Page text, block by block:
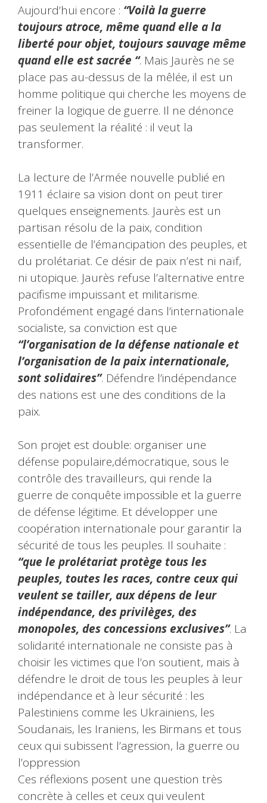
Aujourd’hui encore : “Voilà la guerre
toujours atroce, même quand elle a la
liberté pour objet, toujours sauvage même
quand elle est sacrée “. Mais Jaurès ne se
place pas au-dessus de la mêlée, il est un
homme politique qui cherche les moyens de
freiner la logique de guerre. Il ne dénonce
pas seulement la réalité : il veut la
transformer.
La lecture de l’Armée nouvelle publié en
1911 éclaire sa vision dont on peut tirer
quelques enseignements. Jaurès est un
partisan résolu de la paix, condition
essentielle de l’émancipation des peuples, et
du prolétariat. Ce désir de paix n’est ni naïf,
ni utopique. Jaurès refuse l’alternative entre
pacifisme impuissant et militarisme.
Profondément engagé dans l’internationale
socialiste, sa conviction est que
“l’organisation de la défense nationale et
l’organisation de la paix internationale,
sont solidaires”. Défendre l’indépendance
des nations est une des conditions de la
paix.
Son projet est double: organiser une
défense populaire,démocratique, sous le
contrôle des travailleurs, qui rende la
guerre de conquête impossible et la guerre
de défense légitime. Et développer une
coopération internationale pour garantir la
sécurité de tous les peuples. Il souhaite :
“que le prolétariat protège tous les
peuples, toutes les races, contre ceux qui
veulent se tailler, aux dépens de leur
indépendance, des privilèges, des
monopoles, des concessions exclusives”. La
solidarité internationale ne consiste pas à
choisir les victimes que l’on soutient, mais à
défendre le droit de tous les peuples à leur
indépendance et à leur sécurité : les
Palestiniens comme les Ukrainiens, les
Soudanais, les Iraniens, les Birmans et tous
ceux qui subissent l’agression, la guerre ou
l’oppression
Ces réflexions posent une question très
concrète à celles et ceux qui veulent